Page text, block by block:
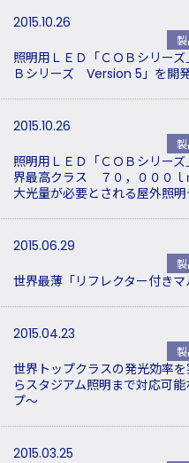
2015.10.26
照明用ＬＥＤ「ＣＯＢシリー
Ｂシリーズ Version 5」を開
2015.10.26
照明用ＬＥＤ「ＣＯＢシリー
界最高クラス ７０，０００
大光量が必要とされる屋外照
2015.06.29
世界最薄「リフレクター付き
2015.04.23
世界トップクラスの発光効率
らスタジアム照明まで対応可
プ～
2015.03.25